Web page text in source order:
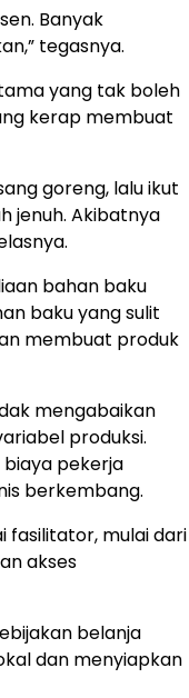
Banyak
tegasnya.
yang tak boleh
kerap membuat
goreng, lalu ikut
jenuh. Akibatnya
bahan baku
baku yang sulit
membuat produk
mengabaikan
produksi.
pekerja
berkembang.
fasilitator, mulai dari
akses
belanja
dan menyiapkan